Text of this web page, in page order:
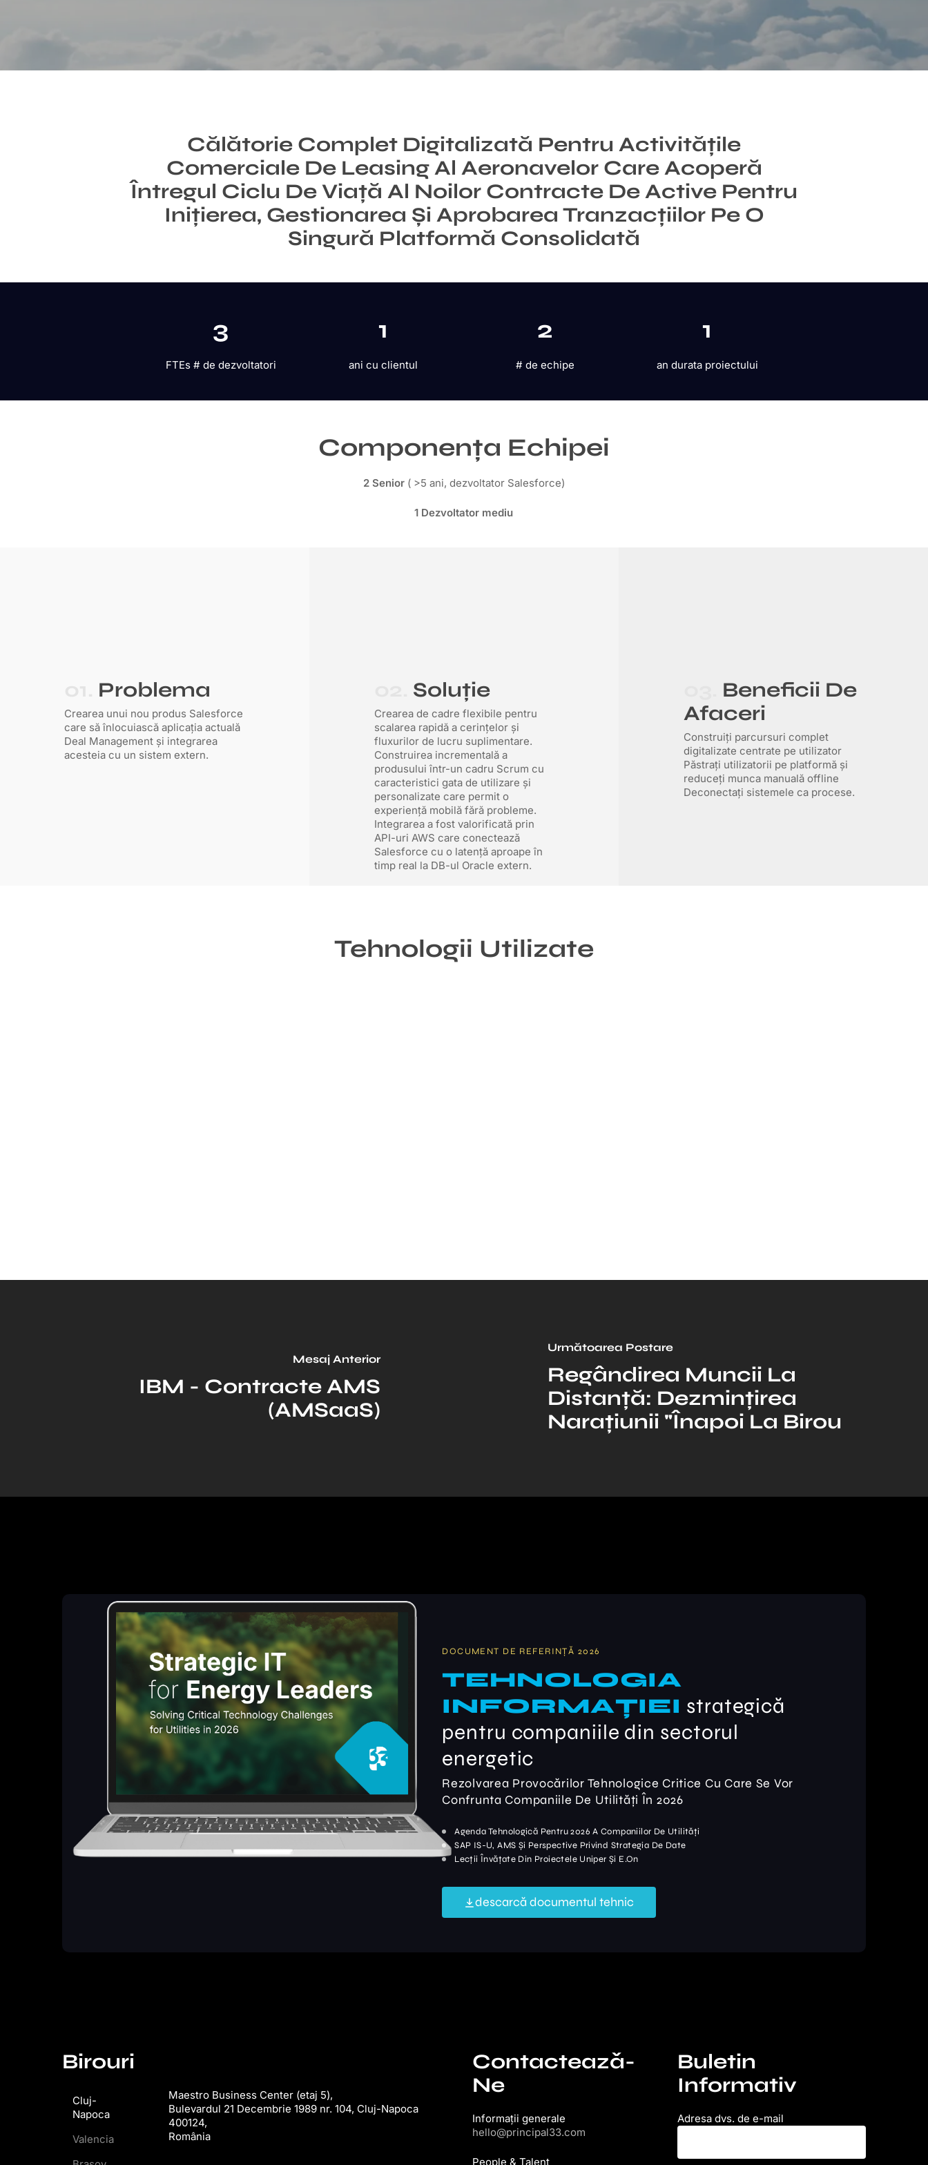
Apăsați Enter pentru a căuta sau ESC pentru a închide
Călătorie Complet Digitalizată Pentru Activitățile
Comerciale De Leasing Al Aeronavelor Care Acoperă
Întregul Ciclu De Viață Al Noilor Contracte De Active Pentru
Inițierea, Gestionarea Și Aprobarea Tranzacțiilor Pe O
Singură Platformă Consolidată
3
FTEs # de dezvoltatori
1
ani cu clientul
2
# de echipe
1
an durata proiectului
Componența Echipei
2 Senior( >5 ani, dezvoltator Salesforce)
1 Dezvoltator mediu
Problema
Crearea unui nou produs Salesforce
care să înlocuiască aplicația actuală
Deal Management și integrarea
acesteia cu un sistem extern.
Soluție
Crearea de cadre flexibile pentru
scalarea rapidă a cerințelor și
fluxurilor de lucru suplimentare.
Construirea incrementală a
produsului într-un cadru Scrum cu
caracteristici gata de utilizare și
personalizate care permit o
experiență mobilă fără probleme.
Integrarea a fost valorificată prin
API-uri AWS care conectează
Salesforce cu o latență aproape în
timp real la DB-ul Oracle extern.
Beneficii De
Afaceri
Construiți parcursuri complet
digitalizate centrate pe utilizator
Păstrați utilizatorii pe platformă și
reduceți munca manuală offline
Deconectați sistemele ca procese.
Tehnologii Utilizate
Mesaj Anterior
IBM - Contracte AMS
(AMSaaS)
Următoarea Postare
Regândirea Muncii La
Distanță: Dezmințirea
Narațiunii "înapoi La Birou
DOCUMENT DE REFERINȚĂ 2026
TEHNOLOGIA
INFORMAȚIEI strategică
pentru companiile din sectorul
energetic
Rezolvarea Provocărilor Tehnologice Critice Cu Care Se Vor
Confrunta Companiile De Utilități În 2026
Agenda Tehnologică Pentru 2026 A Companiilor De Utilități
SAP IS-U, AMS Și Perspective Privind Strategia De Date
Lecții Învățate Din Proiectele Uniper Și E.On
descarcă documentul tehnic
Birouri
Cluj-
Napoca
Valencia
Maestro Business Center (etaj 5),
Bulevardul 21 Decembrie 1989 nr. 104, Cluj-Napoca
400124,
România
Contacteazǎ-
Ne
Informații generale
hello@principal33.com
People & Talent
Buletin
Informativ
Adresa dvs. de e-mail